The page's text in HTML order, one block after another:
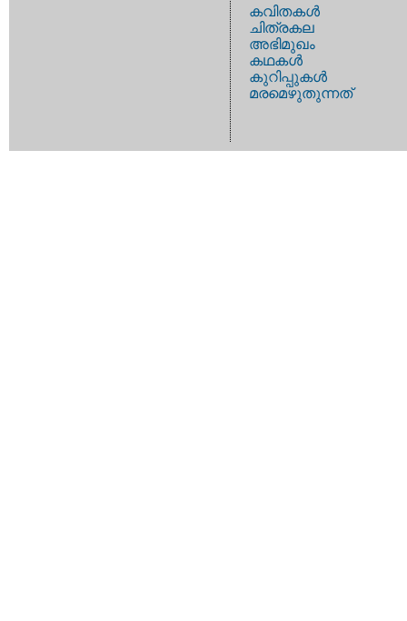
കവിതകള്‍
ചിത്രകല
അഭിമുഖം
കഥകള്‍
കുറിപ്പുകള്‍
മരമെഴുതുന്നത്